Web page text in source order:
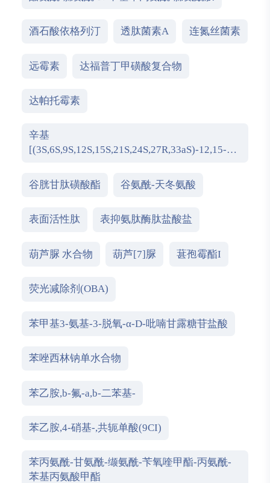
酒石酸依格列汀 透肽菌素A 连氮丝菌素
远霉素 达福普丁甲磺酸复合物
达帕托霉素
辛基
[(3S,6S,9S,12S,15S,21S,24S,27R,33aS)-12,15-二
基)-2,8,11,14,20,27-六甲
基-1,4,7,10,13,16,19,22,25,28-十羰基-3,6,21-三
[1,4,7,10,13,16,19,22,25,28]氧杂九氮杂环三十
谷胱甘肽磺酸酯 谷氨酰-天冬氨酸
表面活性肽 表抑氨肽酶肽盐酸盐
葫芦脲 水合物 葫芦[7]脲 葚孢霉酯I
荧光减除剂(OBA)
苯甲基3-氨基-3-脱氧-α-D-吡喃甘露糖苷盐酸
苯唑西林钠单水合物
苯乙胺,b-氟-a,b-二苯基-
苯乙胺,4-硝基-,共轭单酸(9CI)
苯丙氨酰-甘氨酰-缬氨酰-苄氧喹甲酯-丙氨酰-
苯基丙氨酸甲酯